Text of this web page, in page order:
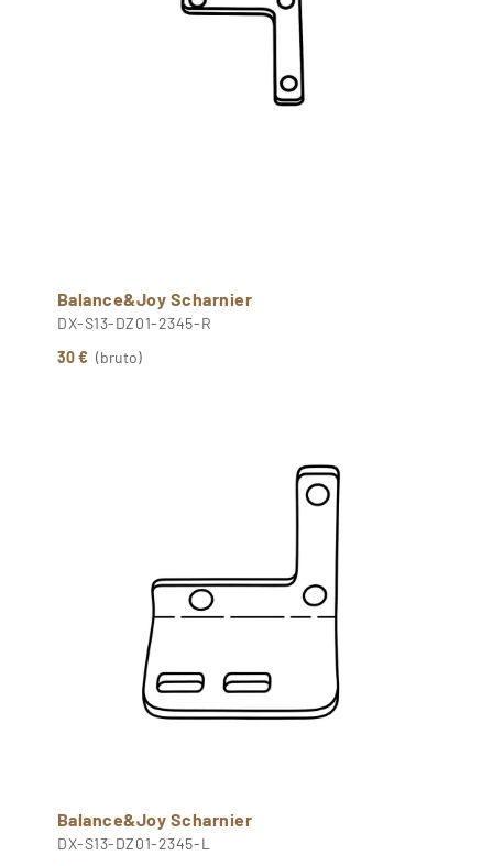
Balance&Joy Scharnier
DX-S13-DZ01-2345-R
30 € (bruto)
Balance&Joy Scharnier
DX-S13-DZ01-2345-L